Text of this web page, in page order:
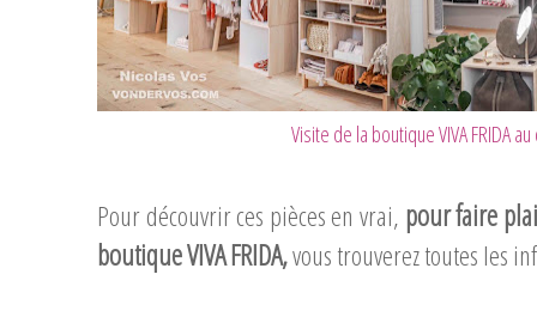
Visite de la boutique VIVA FRIDA
Pour découvrir ces pièces en vrai, pour faire
boutique VIVA FRIDA,vous trouverez toutes les